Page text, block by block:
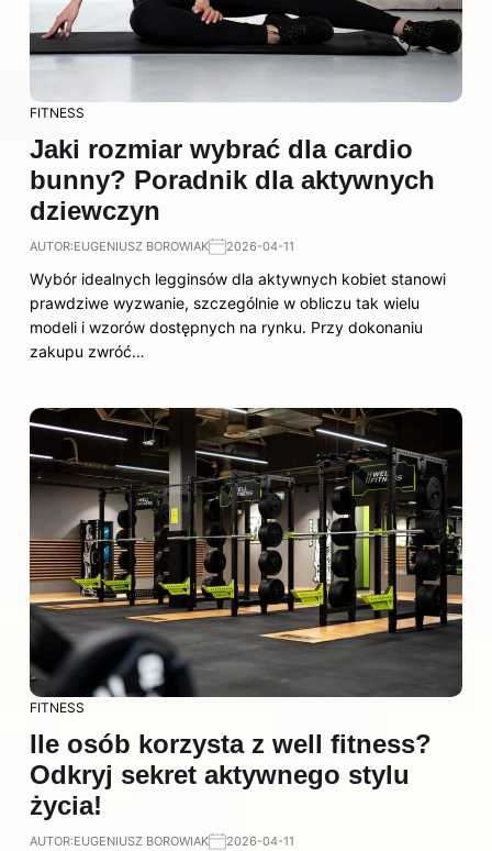
FITNESS
Jaki rozmiar wybrać dla cardio
bunny? Poradnik dla aktywnych
dziewczyn
AUTOR:EUGENIUSZ BOROWIAK 2026-04-11
Wybór idealnych legginsów dla aktywnych kobiet stanowi
prawdziwe wyzwanie, szczególnie w obliczu tak wielu
modeli i wzorów dostępnych na rynku. Przy dokonaniu
zakupu zwróć…
FITNESS
Ile osób korzysta z well fitness?
Odkryj sekret aktywnego stylu
życia!
AUTOR:EUGENIUSZ BOROWIAK 2026-04-11